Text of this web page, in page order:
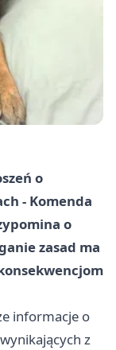
o
- Komenda
o
zasad ma
informacje o
z